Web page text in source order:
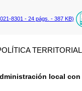
8301 - 24 págs. - 387 KB)
local